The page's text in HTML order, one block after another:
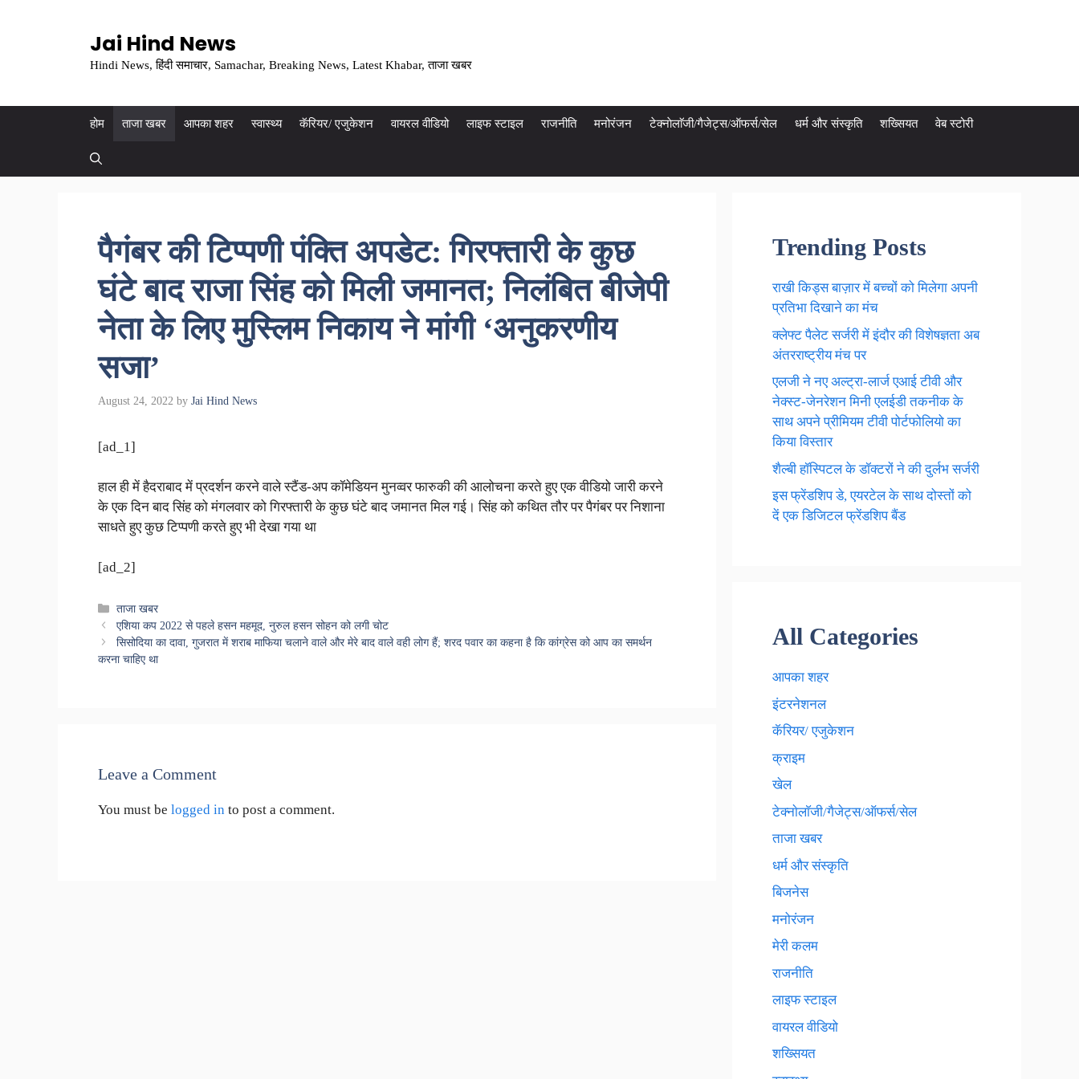
Jai Hind News
Hindi News, हिंदी समाचार, Samachar, Breaking News, Latest Khabar, ताजा खबर
होम ताजा खबर आपका शहर स्वास्थ्य कॅरियर/ एजुकेशन वायरल वीडियो लाइफ स्टाइल राजनीति मनोरंजन टेक्नाेलाॅजी/गैजेट्स/ऑफर्स/सेल धर्म और संस्कृति शख्सियत वेब स्टोरी
पैगंबर की टिप्पणी पंक्ति अपडेट: गिरफ्तारी के कुछ
घंटे बाद राजा सिंह को मिली जमानत; निलंबित बीजेपी
नेता के लिए मुस्लिम निकाय ने मांगी ‘अनुकरणीय
सजा’
August 24, 2022 by Jai Hind News
[ad_1]
हाल ही में हैदराबाद में प्रदर्शन करने वाले स्टैंड-अप कॉमेडियन मुनव्वर फारुकी की आलोचना करते हुए एक वीडियो जारी करने
के एक दिन बाद सिंह को मंगलवार को गिरफ्तारी के कुछ घंटे बाद जमानत मिल गई। सिंह को कथित तौर पर पैगंबर पर निशाना
साधते हुए कुछ टिप्पणी करते हुए भी देखा गया था
[ad_2]
Categories
ताजा खबर
एशिया कप 2022 से पहले हसन महमूद, नुरुल हसन सोहन को लगी चोट
सिसोदिया का दावा, गुजरात में शराब माफिया चलाने वाले और मेरे बाद वाले वही लोग हैं; शरद पवार का कहना है कि कांग्रेस को आप का समर्थन
करना चाहिए था
Leave a Comment
You must be logged in to post a comment.
Trending Posts
राखी किड्स बाज़ार में बच्चों को मिलेगा अपनी
प्रतिभा दिखाने का मंच
क्लेफ्ट पैलेट सर्जरी में इंदौर की विशेषज्ञता अब
अंतरराष्ट्रीय मंच पर
एलजी ने नए अल्ट्रा-लार्ज एआई टीवी और
नेक्स्ट-जेनरेशन मिनी एलईडी तकनीक के
साथ अपने प्रीमियम टीवी पोर्टफोलियो का
किया विस्तार
शैल्बी हॉस्पिटल के डॉक्टरों ने की दुर्लभ सर्जरी
इस फ्रेंडशिप डे, एयरटेल के साथ दोस्तों को
दें एक डिजिटल फ्रेंडशिप बैंड
All Categories
आपका शहर
इंटरनेशनल
कॅरियर/ एजुकेशन
क्राइम
खेल
टेक्नाेलाॅजी/गैजेट्स/ऑफर्स/सेल
ताजा खबर
धर्म और संस्कृति
बिजनेस
मनोरंजन
मेरी कलम
राजनीति
लाइफ स्टाइल
वायरल वीडियो
शख्सियत